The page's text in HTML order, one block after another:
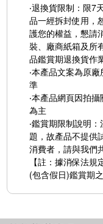
‧退換貨限制：限7
品一經拆封使用，
護您的權益，懇請
裝、廠商紙箱及所
品鑑賞期退換貨作業
‧本產品文案為原
準
‧本產品網頁因拍
為主
‧鑑賞期限制說明
題，故產品不提供
消費者，請與我們
【註：據消保法
(包含假日)鑑賞期